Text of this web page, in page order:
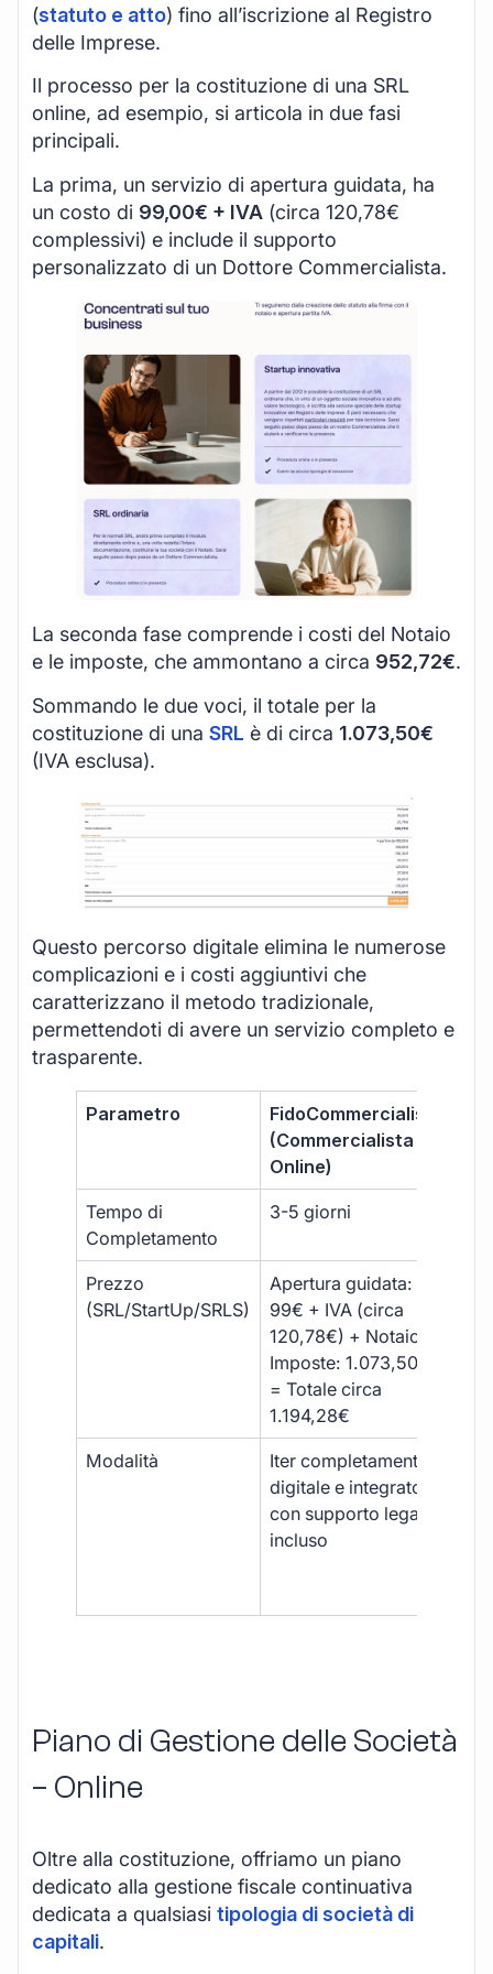
(statuto e atto) fino all’iscrizione al Registro
delle Imprese.
Il processo per la costituzione di una SRL
online, ad esempio, si articola in due fasi
principali.
La prima, un servizio di apertura guidata, ha
un costo di 99,00€ + IVA (circa 120,78€
complessivi) e include il supporto
personalizzato di un Dottore Commercialista.
La seconda fase comprende i costi del Notaio
e le imposte, che ammontano a circa 952,72€.
Sommando le due voci, il totale per la
costituzione di una SRL è di circa 1.073,50€
(IVA esclusa).
Questo percorso digitale elimina le numerose
complicazioni e i costi aggiuntivi che
caratterizzano il metodo tradizionale,
permettendoti di avere un servizio completo e
trasparente.
Parametro
FidoCommercialista
(Commercialista
Online)
Tempo di
Completamento
3-5 giorni
Prezzo
(SRL/StartUp/SRLS)
Apertura guidata:
99€ + IVA (circa
120,78€) + Notaio e
Imposte: 1.073,50€
= Totale circa
1.194,28€
Modalità
Iter completamente
digitale e integrato,
con supporto legale
incluso
Piano di Gestione delle Società
– Online
Oltre alla costituzione, offriamo un piano
dedicato alla gestione fiscale continuativa
dedicata a qualsiasi tipologia di società di
capitali.